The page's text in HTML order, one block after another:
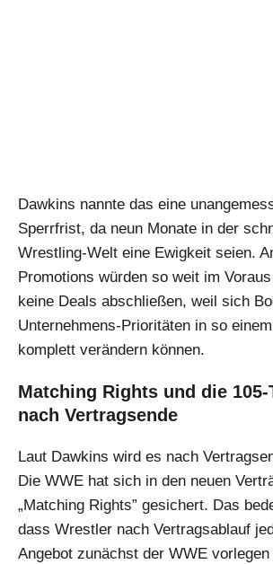
Dawkins nannte das eine
Sperrfrist, da neun Monate in der
Wrestling-Welt eine Ewigkeit seien.
Promotions würden so weit im
keine Deals abschließen, weil sich
Unternehmens-Prioritäten in so
komplett verändern können.
Matching Rights und die 105-
nach Vertragsende
Laut Dawkins wird es nach
Die WWE hat sich in den neuen
„Matching Rights” gesichert. Das
dass Wrestler nach Vertragsablauf
Angebot zunächst der WWE